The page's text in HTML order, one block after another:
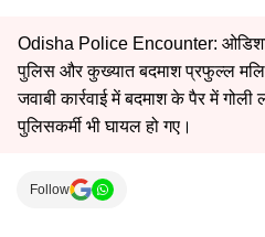
Odisha Police Encounter:
पुलिस और कुख्यात बदमाश प्रफुल्ल
जवाबी कार्रवाई में बदमाश के पैर में गोली
पुलिसकर्मी भी घायल हो गए।
Follow